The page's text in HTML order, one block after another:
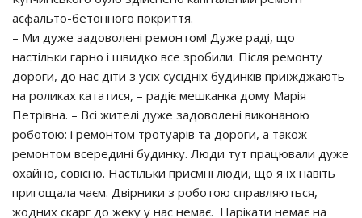
асфальто-бетонного покриття.
– Ми дуже задоволені ремонтом! Дуже раді, що
настільки гарно і швидко все зробили. Після ремонту
дороги, до нас діти з усіх сусідніх будинків приїжджають
на роликах кататися, – радіє мешканка дому Марія
Петрівна. – Всі жителі дуже задоволені виконаною
роботою: і ремонтом тротуарів та дороги, а також
ремонтом всередині будинку. Люди тут працювали дуже
охайно, совісно. Настільки приємні люди, що я їх навіть
пригощала чаєм. Двірники з роботою справляються,
жодних скарг до жеку у нас немає. Нарікати немає на